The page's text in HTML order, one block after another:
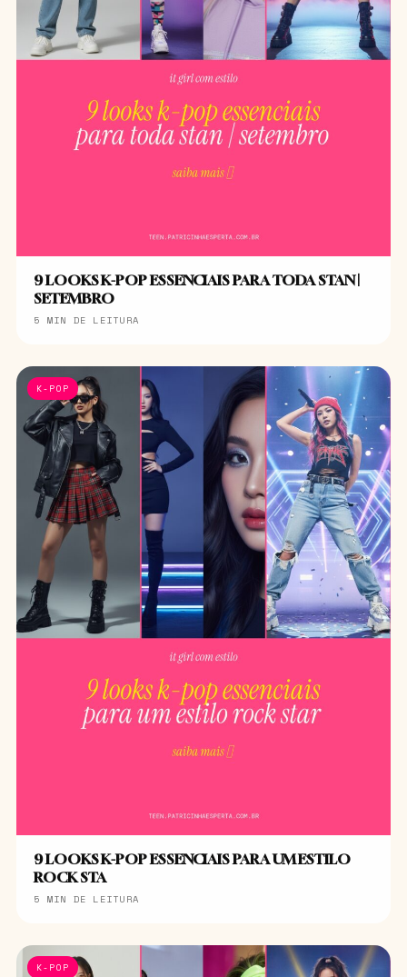
9 LOOKS K-POP ESSENCIAIS PARA TODA STAN |
SETEMBRO
5 MIN DE LEITURA
K-POP
9 LOOKS K-POP ESSENCIAIS PARA UM ESTILO
ROCK STA
5 MIN DE LEITURA
K-POP